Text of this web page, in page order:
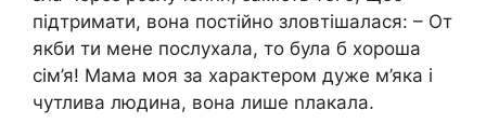
підтримати, вона постійно зловтішалася: – От
якби ти мене послухала, то була б хороша
сім’я! Мама моя за характером дуже м’яка і
чутлива людина, вона лише nлакала.